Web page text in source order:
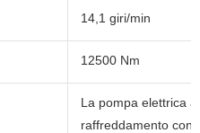
14,1 giri/min
12500 Nm
La pompa elettrica
raffreddamento